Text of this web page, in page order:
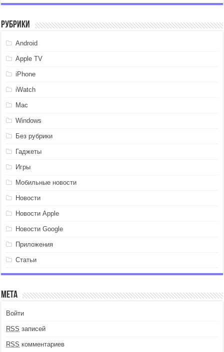
Рубрики
Android
Apple TV
iPhone
iWatch
Mac
Windows
Без рубрики
Гаджеты
Игры
Мобильные новости
Новости
Новости Apple
Новости Google
Приложения
Статьи
Мета
Войти
RSS записей
RSS комментариев